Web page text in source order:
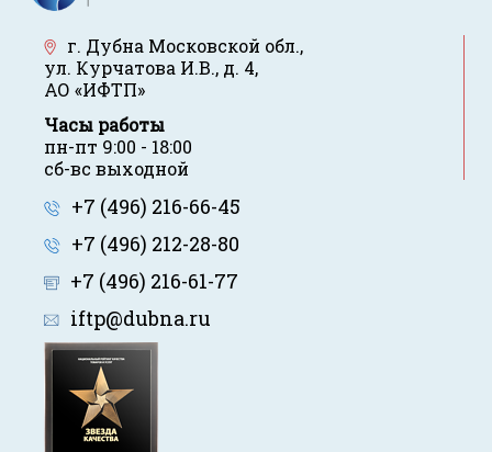
г. Дубна Московской обл.,
ул. Курчатова И.В., д. 4,
АО «ИФТП»
Часы работы
пн-пт 9:00 - 18:00
сб-вс выходной
+7 (496) 216-66-45
+7 (496) 212-28-80
+7 (496) 216-61-77
iftp@dubna.ru